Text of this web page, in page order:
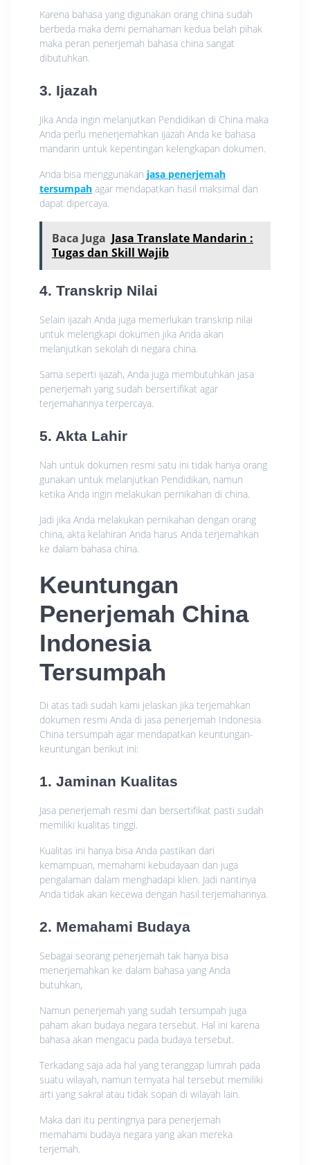
Karena bahasa yang digunakan orang china sudah
berbeda maka demi pemahaman kedua belah pihak
maka peran penerjemah bahasa china sangat
dibutuhkan.
3. Ijazah
Jika Anda ingin melanjutkan Pendidikan di China maka
Anda perlu menerjemahkan ijazah Anda ke bahasa
mandarin untuk kepentingan kelengkapan dokumen.
Anda bisa menggunakan jasa penerjemah
tersumpah agar mendapatkan hasil maksimal dan
dapat dipercaya.
Baca Juga Jasa Translate Mandarin :
Tugas dan Skill Wajib
4. Transkrip Nilai
Selain ijazah Anda juga memerlukan transkrip nilai
untuk melengkapi dokumen jika Anda akan
melanjutkan sekolah di negara china.
Sama seperti ijazah, Anda juga membutuhkan jasa
penerjemah yang sudah bersertifikat agar
terjemahannya terpercaya.
5. Akta Lahir
Nah untuk dokumen resmi satu ini tidak hanya orang
gunakan untuk melanjutkan Pendidikan, namun
ketika Anda ingin melakukan pernikahan di china.
Jadi jika Anda melakukan pernikahan dengan orang
china, akta kelahiran Anda harus Anda terjemahkan
ke dalam bahasa china.
Keuntungan
Penerjemah China
Indonesia
Tersumpah
Di atas tadi sudah kami jelaskan jika terjemahkan
dokumen resmi Anda di jasa penerjemah Indonesia
China tersumpah agar mendapatkan keuntungan-
keuntungan berikut ini:
1. Jaminan Kualitas
Jasa penerjemah resmi dan bersertifikat pasti sudah
memiliki kualitas tinggi.
Kualitas ini hanya bisa Anda pastikan dari
kemampuan, memahami kebudayaan dan juga
pengalaman dalam menghadapi klien. Jadi nantinya
Anda tidak akan kecewa dengan hasil terjemahannya.
2. Memahami Budaya
Sebagai seorang penerjemah tak hanya bisa
menerjemahkan ke dalam bahasa yang Anda
butuhkan,
Namun penerjemah yang sudah tersumpah juga
paham akan budaya negara tersebut. Hal ini karena
bahasa akan mengacu pada budaya tersebut.
Terkadang saja ada hal yang teranggap lumrah pada
suatu wilayah, namun ternyata hal tersebut memiliki
arti yang sakral atau tidak sopan di wilayah lain.
Maka dari itu pentingnya para penerjemah
memahami budaya negara yang akan mereka
terjemah.